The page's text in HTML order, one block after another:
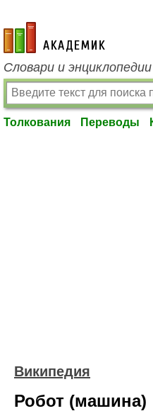
academic.ru
Словари и
Толкования Переводы
Википедия
Робот (машина)